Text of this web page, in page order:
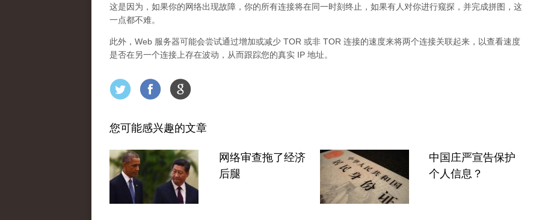
这是因为，如果你的网络出现故障，你的所有连接将在同一时刻终止，如果有人对你进行窥探，并完成拼图，这
一点都不难。
此外，Web 服务器可能会尝试通过增加或减少 TOR 或非 TOR 连接的速度来将两个连接关联起来，以查看速度
是否在另一个连接上存在波动，从而跟踪您的真实 IP 地址。
您可能感兴趣的文章
网络审查拖了经济
后腿
中国庄严宣告保护
个人信息？